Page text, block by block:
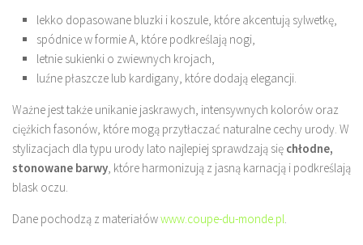
lekko dopasowane bluzki i koszule, które akcentują sylwetkę,
spódnice w formie A, które podkreślają nogi,
letnie sukienki o zwiewnych krojach,
luźne płaszcze lub kardigany, które dodają elegancji.
Ważne jest także unikanie jaskrawych, intensywnych kolorów oraz
ciężkich fasonów, które mogą przytłaczać naturalne cechy urody. W
stylizacjach dla typu urody lato najlepiej sprawdzają się chłodne,
stonowane barwy, które harmonizują z jasną karnacją i podkreślają
blask oczu.
Dane pochodzą z materiałówwww.coupe-du-monde.pl.